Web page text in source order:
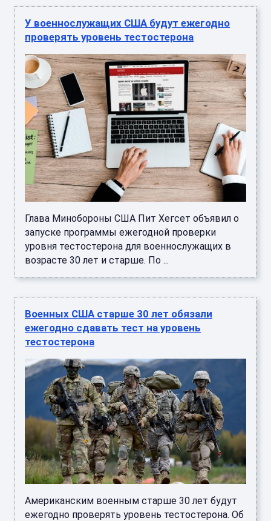
У военнослужащих США будут ежегодно
проверять уровень тестостерона
Глава Минобороны США Пит Хегсет объявил о
запуске программы ежегодной проверки
уровня тестостерона для военнослужащих в
возрасте 30 лет и старше. По ...
Военных США старше 30 лет обязали
ежегодно сдавать тест на уровень
тестостерона
Американским военным старше 30 лет будут
ежегодно проверять уровень тестостерона. Об